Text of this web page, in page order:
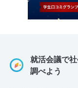
就活会議で
調べよう